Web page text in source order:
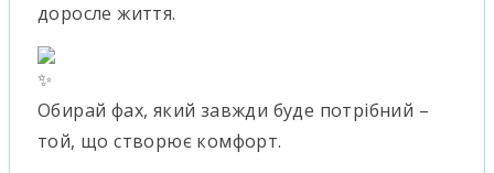
доросле життя.
Обирай фах, який завжди буде потрібний –
той, що створює комфорт.